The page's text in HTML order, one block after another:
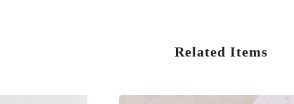
Related Items